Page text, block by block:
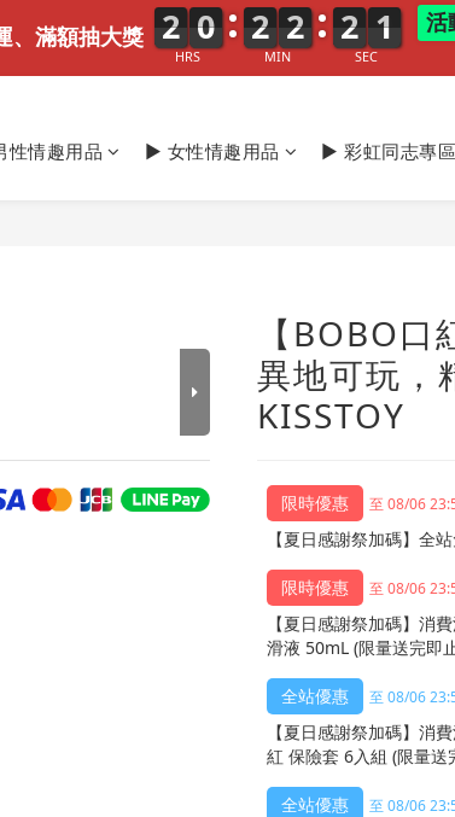
情趣用品 ► 女性情趣用品 ► 彩虹同志專區
【BOBO
異地可玩，
KISSTOY
至 08/06
【夏日感謝祭加碼】全
至 08/06
【夏日感謝祭加碼】消
滑液 50mL (限量送完即
至 08/06
【夏日感謝祭加碼】消
紅 保險套 6入組 (限量送
至 08/06
、滿額抽大獎 2
2
2 0
0
0
HRS
2
2
2 2
2
2
MIN
1
2
2 9
0
0
SEC
活